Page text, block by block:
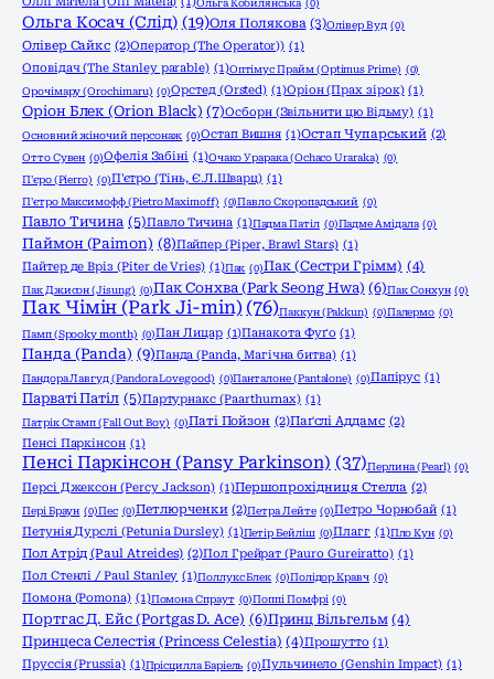
Ольга Кобилянська (0)
Ольга Косач (Слід) (19)Оля Полякова (3)Олівер Вуд (0)
Олівер Сайкс (2)Оператор (The Operator)) (1)
Оповідач (The Stanley parable) (1)Оптімус Прайм (Optimus Prime) (0)
Орочімару (Orochimaru) (0)Орстед (Orsted) (1)Оріон (Прах зірок) (1)
Оріон Блек (Orion Black) (7)Осборн (Звільнити цю Відьму) (1)
Основний жіночий персонаж (0)Остап Вишня (1)Остап Чупарський (2)
Отто Сувен (0)Офелія Забіні (1)Очако Урарака (Ochaco Uraraka) (0)
П'єро (Pierro) (0)П'єтро (Тінь, Є.Л.Шварц) (1)
П'єтро Максимофф (Pietro Maximoff) (0)Павло Скоропадський (0)
Павло Тичина (5)Павло Тичина (1)Падма Патіл (0)Падме Амідала (0)
Паймон (Paimon) (8)Пайпер (Piper, Brawl Stars) (1)
Пайтер де Вріз (Piter de Vries) (1)Пак (0)Пак (Сестри Грімм) (4)
Пак Джисон (Jisung) (0)Пак Сонхва (Park Seong Hwa) (6)Пак Сонхун (0)
Пак Чімін (Park Ji-min) (76)Паккун (Pakkun) (0)Палермо (0)
Памп (Spooky month) (0)Пан Лицар (1)Панакота Фуґо (1)
Панда (Panda) (9)Панда (Panda, Магічна битва) (1)
Пандора Лавгуд (Pandora Lovegood) (0)Панталоне (Pantalone) (0)Папірус (1)
Парваті Патіл (5)Партурнакс (Paarthurnax) (1)
Патрік Стамп (Fall Out Boy) (0)Паті Пойзон (2)Паґслі Аддамс (2)
Пенсі Паркінсон (1)
Пенсі Паркінсон (Pansy Parkinson) (37)Перлина (Pearl) (0)
Персі Джексон (Percy Jackson) (1)Першопрохідниця Стелла (2)
Пері Браун (0)Пес (0)Петлюрченки (2)Петра Лейте (0)Петро Чорнобай (1)
Петунія Дурслі (Petunia Dursley) (1)Петір Бейліш (0)Плагг (1)Пло Кун (0)
Пол Атрід (Paul Atreides) (2)Пол Грейрат (Pauro Gureiratto) (1)
Пол Стенлі / Paul Stanley (1)Поллукс Блек (0)Полідор Кравч (0)
Помона (Pomona) (1)Помона Спраут (0)Поппі Помфрі (0)
Портгас Д. Ейс (Portgas D. Ace) (6)Принц Вільгельм (4)
Принцеса Селестія (Princess Celestia) (4)Прошутто (1)
Пруссія (Prussia) (1)Прісцилла Баріель (0)Пульчинело (Genshin Impact) (1)